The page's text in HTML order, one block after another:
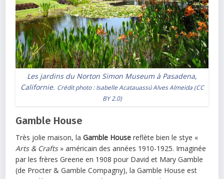
Les jardins du Norton Simon Museum à Pasadena,
Californie. Crédit photo :Isabelle Acatauassú Alves Almeida(CC
BY 2.0)
Gamble House
Très jolie maison, laGamble House reflète bien le stye «
Arts & Crafts» américain des années 1910-1925. Imaginée
par les frères Greene en 1908 pour David et Mary Gamble
(de Procter & Gamble Compagny), la Gamble House est